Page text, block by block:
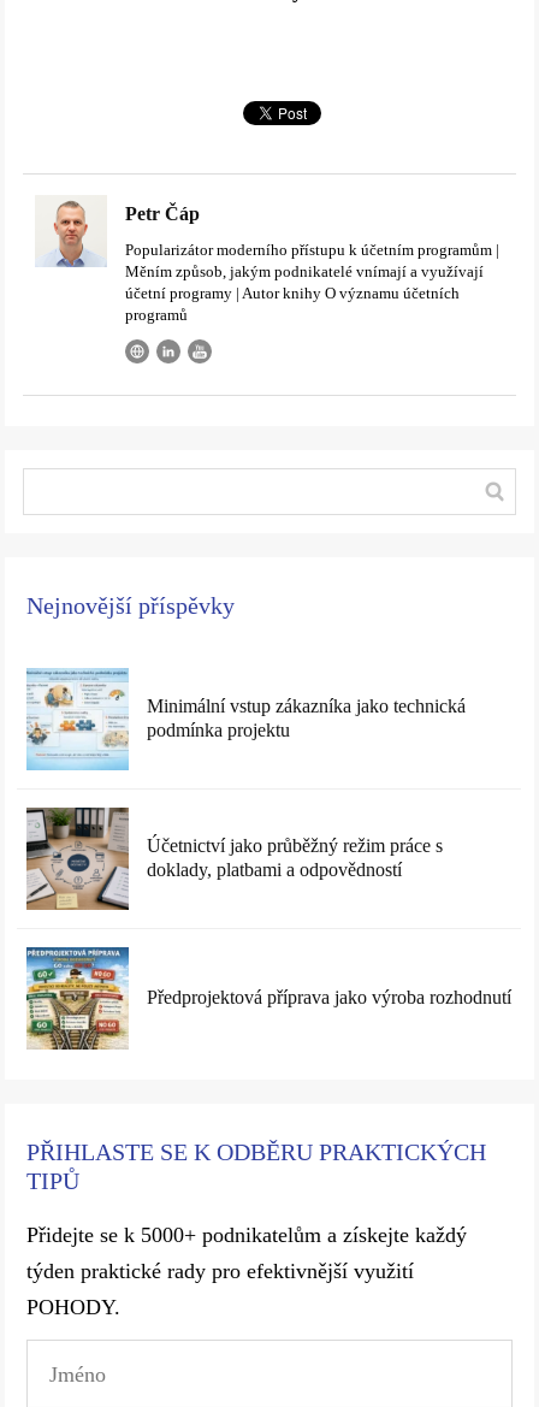
Petr Čáp
Popularizátor moderního přístupu k účetním programům |
Měním způsob, jakým podnikatelé vnímají a využívají
účetní programy | Autor knihy O významu účetních
programů
Nejnovější příspěvky
Minimální vstup zákazníka jako technická
podmínka projektu
Účetnictví jako průběžný režim práce s
doklady, platbami a odpovědností
Předprojektová příprava jako výroba rozhodnutí
PŘIHLASTE SE K ODBĚRU PRAKTICKÝCH
TIPŮ
Přidejte se k 5000+ podnikatelům a získejte každý
týden praktické rady pro efektivnější využití
POHODY.